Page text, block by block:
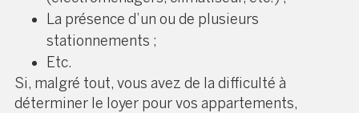
La présence d’un ou de plusieurs
stationnements ;
Etc.
Si, malgré tout, vous avez de la difficulté à
déterminer le loyer pour vos appartements,